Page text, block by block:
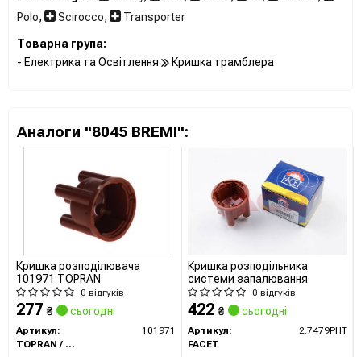
Polo, Scirocco, Transporter
Товарна група:
- Електрика та Освітлення
Кришка трамблера
Аналоги "8045 BREMI":
Кришка розподілювача
101971 TOPRAN
0 відгуків
277 ₴ сьогодні
Артикул:
101971
TOPRAN / HANS PRIES
Кришка розподільника
системи запалювання
0 відгуків
422 ₴ сьогодні
Артикул:
2.7479PHT
FACET